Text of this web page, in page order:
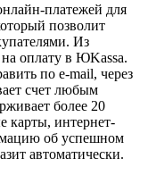
платежей для
позволит
Из
оплату в ЮKassa.
по e-mail, через
счет любым
более 20
карты, интернет-
об успешном
автоматически.